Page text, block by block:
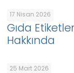
17 Nisan 2026
Gıda
Hakkında
25 Mart 2026